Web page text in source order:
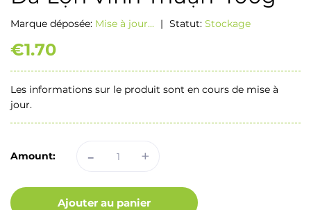
Marque déposée: Mise à jour... | Statut: Stockage
€1.70
Les informations sur le produit sont en cours de mise à
jour.
Amount: - +
Ajouter au panier